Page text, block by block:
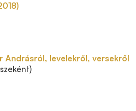
Andrásról, levelekről, versekről